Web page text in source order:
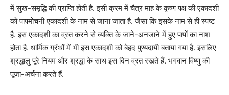
में सुख-समृद्धि की प्राप्ति होती है. इसी क्रम में चैत्र माह के कृष्ण पक्ष की एकादशी
को पापमोचनी एकादशी के नाम से जाना जाता है. जैसा कि इसके नाम से ही स्पष्ट
है. इस एकादशी का व्रत करने से व्यक्ति के जाने-अनजाने में हुए पापों का नाश
होता है. धार्मिक ग्रंथों में भी इस एकादशी को बेहद पुण्यदायी बताया गया है. इसलिए
श्रद्धालु पूरे नियम और श्रद्धा के साथ इस दिन व्रत रखते हैं. भगवान विष्णु की
पूजा-अर्चना करते हैं.